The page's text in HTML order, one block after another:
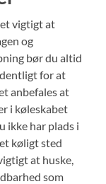
vigtigt at
og
bør du altid
for at
anbefales at
i køleskabet
ikke har plads i
køligt sted
at huske,
som